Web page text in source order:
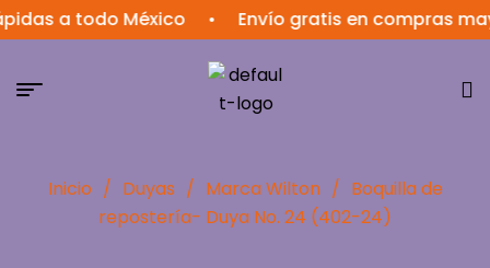
a todo México Envío gratis en compras
Inicio / Duyas / Marca Wilton / Boquilla de
repostería- Duya No. 24 (402-24)